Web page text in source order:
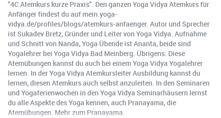
"4C Atemkurs kurze Praxis". Den ganzen Yoga Vidya Atemkurs für
Anfänger findest du auf mein.yoga-
vidya.de/profiles/blogs/atemkurs-anfaenger. Autor und Sprecher
ist Sukadev Bretz, Gründer und Leiter von Yoga Vidya. Aufnahme
und Schnitt von Nanda, Yoga Übende ist Ananta, beide sind
Yogalehrer bei Yoga Vidya Bad Meinberg. Übrigens: Diese
Atemübungen kannst du auch bei einem Yoga Vidya Yogalehrer
lernen. In der Yoga Vidya Atemkursleiter Ausbildung kannst du
lernen, diesen Atemkurs auch selbst anzuleiten. In den Seminaren
und Yogaferienwochen in den Yoga Vidya Seminarhäusern lernst
du alle Aspekte des Yoga kennen, auch Pranayama, die
Atemübungen. Mehr zum Pranayama.